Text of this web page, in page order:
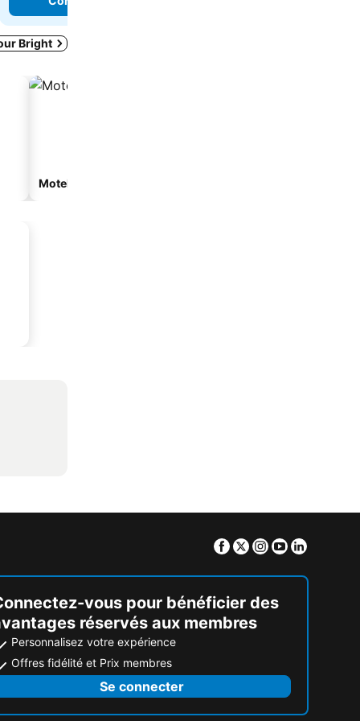
Bright
Motel
Facebook
TwitterInstagram
Youtube
vous pour bénéficier des
réservés aux membres
Personnalisez votre expérience
Offres fidélité et Prix membres
Se connecter